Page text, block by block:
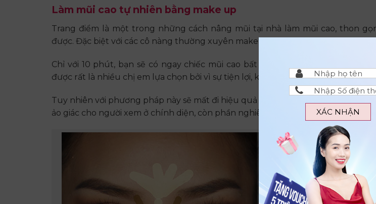
Làm mũi cao tự nhiên bằng make up
Trang điểm là một trong những cách nâng mũi tại nhà làm mũi cao, thon
được. Đặc biệt với các cô nàng thường xuyên make up thì đây lại là một điều đơn
Chỉ với 10 phút, bạn sẽ có ngay chiếc mũi cao bất ngờ mà không tốn nhiều
được rất là nhiều chị em lựa chọn bởi vì sự tiện lợi, không cần phải đầu tư hay
Tuy nhiên với phương pháp này sẽ mất đi hiệu quả khi lớp trang điểm trôi.
ảo giác cho người xem ở chính diện, còn phần nghiêng thì vẫn lộ ra thấp, tẹt và
XÁC NHẬN